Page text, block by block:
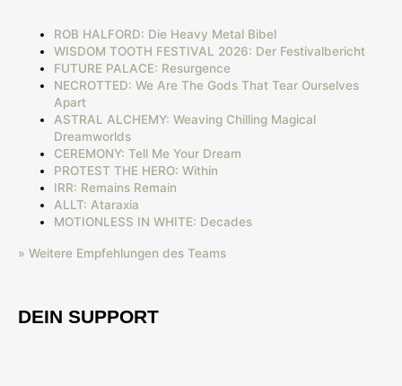
ROB HALFORD: Die Heavy Metal Bibel
WISDOM TOOTH FESTIVAL 2026: Der Festivalbericht
FUTURE PALACE: Resurgence
NECROTTED: We Are The Gods That Tear Ourselves
Apart
ASTRAL ALCHEMY: Weaving Chilling Magical
Dreamworlds
CEREMONY: Tell Me Your Dream
PROTEST THE HERO: Within
IRR: Remains Remain
ALLT: Ataraxia
MOTIONLESS IN WHITE: Decades
» Weitere Empfehlungen des Teams
DEIN SUPPORT